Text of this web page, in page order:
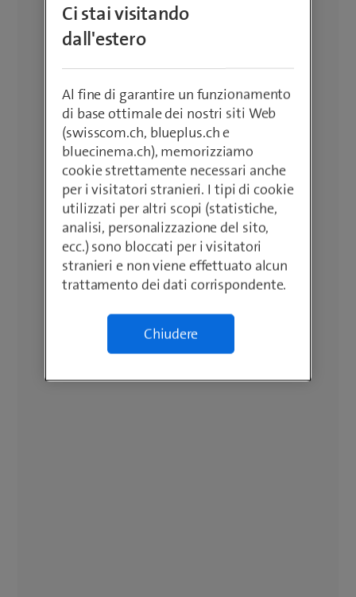
Ci stai visitando
dall'estero
Al fine di garantire un funzionamento
di base ottimale dei nostri siti Web
(swisscom.ch, blueplus.ch e
bluecinema.ch), memorizziamo
cookie strettamente necessari anche
per i visitatori stranieri. I tipi di cookie
utilizzati per altri scopi (statistiche,
analisi, personalizzazione del sito,
ecc.) sono bloccati per i visitatori
stranieri e non viene effettuato alcun
trattamento dei dati corrispondente.
Chiudere